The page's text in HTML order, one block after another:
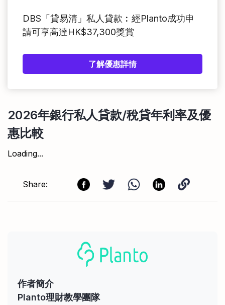
DBS「貸易清」私人貸款︰經Planto成功申
請可享高達HK$37,300獎賞
了解優惠詳情
2026年銀行私人貸款/稅貸年利率及優
惠比較
Loading...
Share:
作者簡介
Planto理財教學團隊